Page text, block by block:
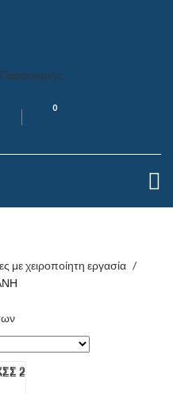
0
με χειροποίητη εργασία /